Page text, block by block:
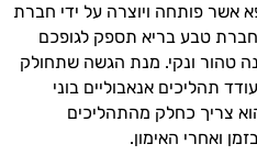
אשר פותחה ויוצרה על ידי חברת
חברת טבע בריא תספק לגופכם
טהור ונקי. מנת הגשה שתחולק
תהליכים אנאבוליים בוני
צריך כחלק מהתהליכים
ואחרי האימון.